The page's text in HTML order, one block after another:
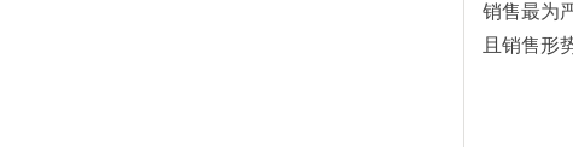
销售最为
且销售形